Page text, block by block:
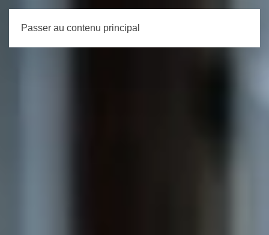
Passer au contenu principal